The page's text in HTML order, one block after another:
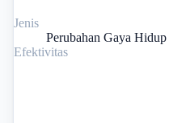
Jenis
Perubahan Gaya Hidup
Efektivitas